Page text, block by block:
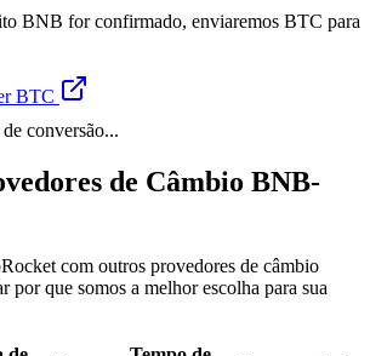
BNB for confirmado, enviaremos BTC para
BTC
conversão...
de Câmbio BNB-
com outros provedores de câmbio
por que somos a melhor escolha para sua